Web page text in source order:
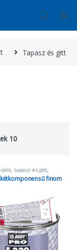
Tapasz és gitt
10
tapasz és gitt,
,Tapasz és gitt
finom